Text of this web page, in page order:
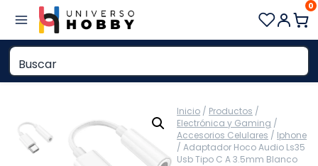
contenido
0
Inicio / Productos /
Electrónica y Gaming /
Accesorios Celulares / Iphone
/ Adaptador Hoco Audio Ls35
Usb Tipo C A 3.5mm Blanco